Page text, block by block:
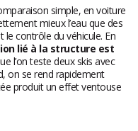
simple, en voiture
mieux l’eau que des
contrôle du véhicule. En
lié à la structure est
l’on teste deux skis avec
on se rend rapidement
produit un effet ventouse